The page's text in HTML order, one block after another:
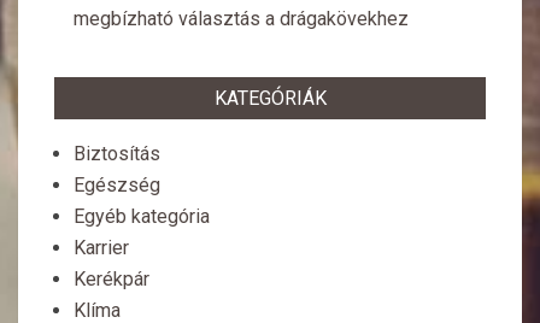
megbízható választás a drágakövekhez
KATEGÓRIÁK
Biztosítás
Egészség
Egyéb kategória
Karrier
Kerékpár
Klíma